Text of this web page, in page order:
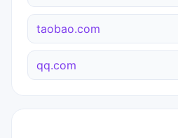
taobao.com
qq.com